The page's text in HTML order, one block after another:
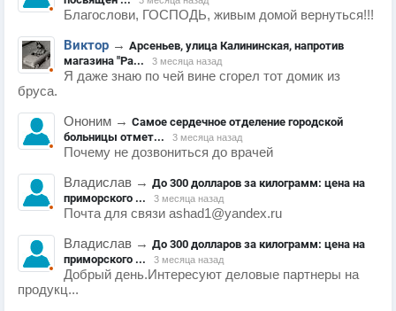
Благослови, ГОСПОДЬ, живым домой вернуться!!!
Виктор → Арсеньев, улица Калининская, напротив
магазина "Ра...
3 месяца назад
Я даже знаю по чей вине сгорел тот домик из
бруса.
Ононим → Самое сердечное отделение городской
больницы отмет...
3 месяца назад
Почему не дозвониться до врачей
Владислав → До 300 долларов за килограмм: цена на
приморского ...
3 месяца назад
Почта для связи ashad1@yandex.ru
Владислав → До 300 долларов за килограмм: цена на
приморского ...
3 месяца назад
Добрый день.Интересуют деловые партнеры на
продукц...